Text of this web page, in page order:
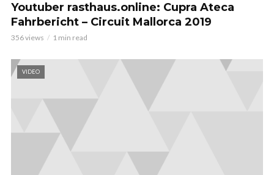
Youtuber rasthaus.online: Cupra Ateca
Fahrbericht – Circuit Mallorca 2019
356 views 1 min read
VIDEO